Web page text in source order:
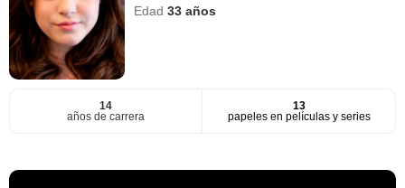
Edad33 años
14
años de carrera
13
papeles en películas y series